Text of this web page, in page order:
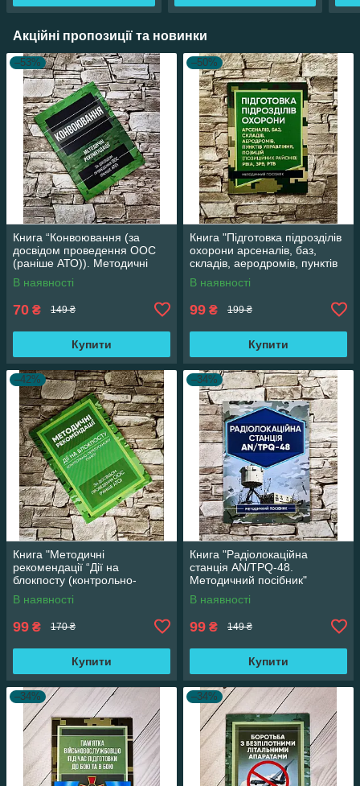
Акційні пропозиції та новинки
–53%
Книга “Конвоювання (за
досвідом проведення ООС
(раніше АТО)). Методичні
рекомендації"
В наявності
70 ₴ 149 ₴
Купити
–50%
Книга "Підготовка підрозділів
охорони арсеналів, баз,
складів, аеродромів, пунктів
управління, позицій"
В наявності
99 ₴ 199 ₴
Купити
–42%
Книга "Методичні
рекомендації “Дії на
блокпосту (контрольно-
перепускному пункті)” (за
досвідом проведення ООС)
В наявності
99 ₴ 170 ₴
Купити
–34%
Книга "Радіолокаційна
станція AN/TPQ-48.
Методичний посібник"
В наявності
99 ₴ 149 ₴
Купити
–34% –34%